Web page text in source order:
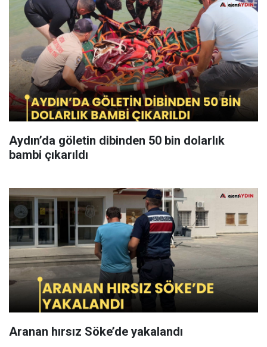
Aydın’da göletin dibinden 50 bin dolarlık
bambi çıkarıldı
Aranan hırsız Söke’de yakalandı